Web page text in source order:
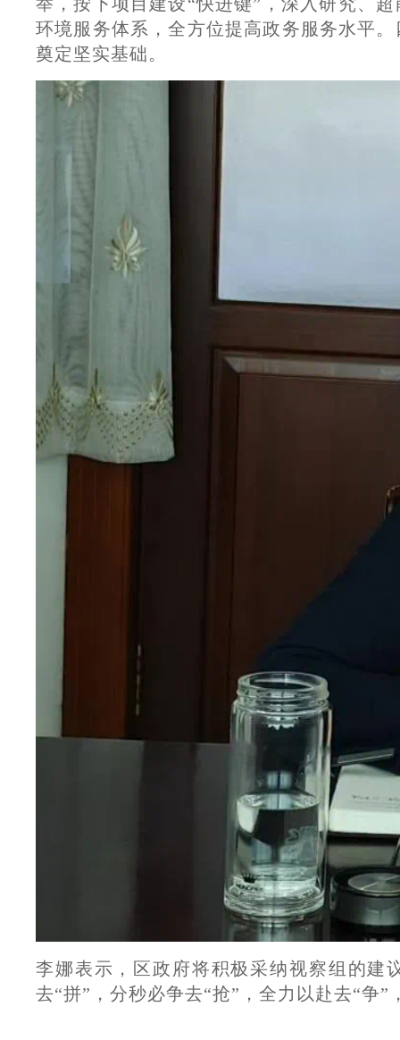
环境服务体系，全方位提高政务服务水平
奠定坚实基础。
李娜表示，区政府将积极采纳视察组的建
去“拼”，分秒必争去“抢”，全力以赴去“争